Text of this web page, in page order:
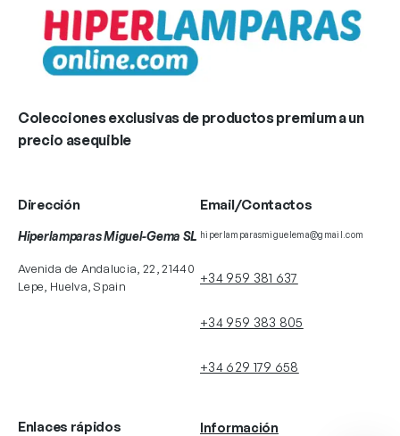
Colecciones exclusivas de productos premium a un
precio asequible
Dirección
Hiperlamparas Miguel-Gema SL
Avenida de Andalucia, 22, 21440
Lepe, Huelva, Spain
Email/Contactos
hiperlamparasmiguelema@gmail.com
+34 959 381 637
+34 959 383 805
+34 629 179 658
Enlaces rápidos
Información